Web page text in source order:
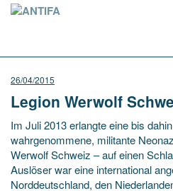
26/04/2015
Legion Werwolf
Im Juli 2013 erlangte eine bis
wahrgenommene, militante
Werwolf Schweiz – auf einen
Auslöser war eine international
Norddeutschland, den